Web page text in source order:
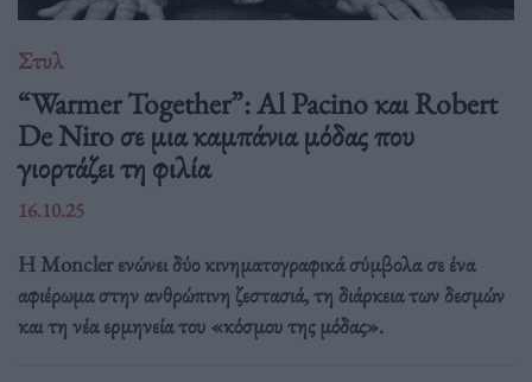
Στυλ
“Warmer Together”: Al Pacino και Robert
De Niro σε μια καμπάνια μόδας που
γιορτάζει τη φιλία
16.10.25
Η Moncler ενώνει δύο κινηματογραφικά σύμβολα σε ένα
αφιέρωμα στην ανθρώπινη ζεστασιά, τη διάρκεια των δεσμών
και τη νέα ερμηνεία του «κόσμου της μόδας».